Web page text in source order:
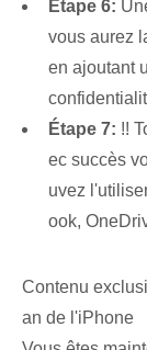
Étape 6:
vous aurez
en ajoutant
Étape 7: !!
ec succès
uvez
ook,
Contenu
an de l'iPhone